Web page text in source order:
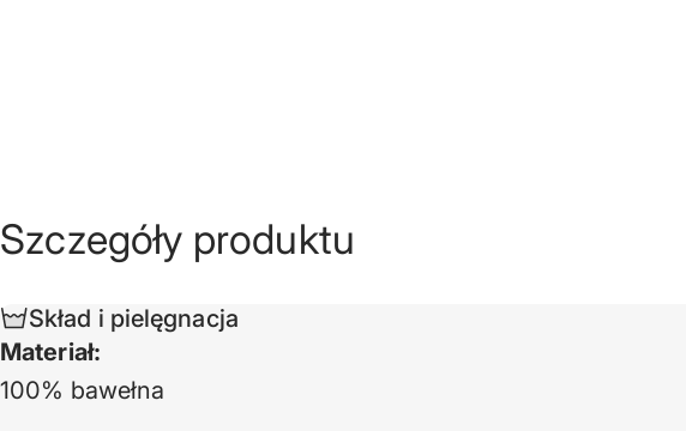
Szczegóły produktu
Skład i pielęgnacja
Materiał:
100% bawełna